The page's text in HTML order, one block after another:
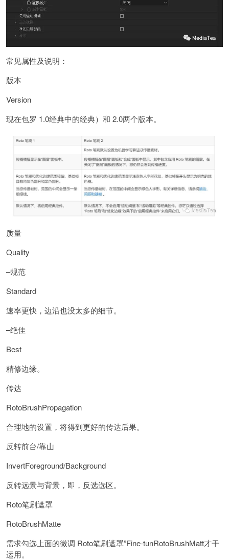
常见属性及说明：
版本
Version
现在包罗 1.0经典中的经典）和 2.0两个版本。
质量
Quality
–规范
Standard
速率更快，边沿也没太多的细节。
–绝佳
Best
精修边缘。
传达
RotoBrushPropagation
合理地的设置，将得到更好的传达后果。
反转前台/靠山
InvertForeground/Background
反转远景与背景，即，反选选区。
Roto笔刷遮罩
RotoBrushMatte
需求勾选上面的微调 Roto笔刷遮罩”Fine-tunRotoBrushMatt才干
运用。